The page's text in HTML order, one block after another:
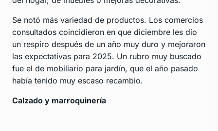
Se notó más variedad de productos. Los comercios
consultados coincidieron en que diciembre les dio
un respiro después de un año muy duro y mejoraron
las expectativas para 2025. Un rubro muy buscado
fue el de mobiliario para jardín, que el año pasado
había tenido muy escaso recambio.
Calzado y marroquinería